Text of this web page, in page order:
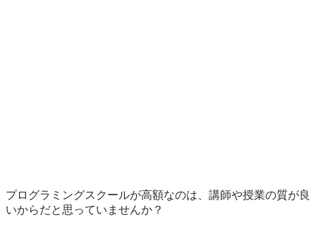
プログラミングスクールが高額なのは、講師や授業の質が良
いからだと思っていませんか？